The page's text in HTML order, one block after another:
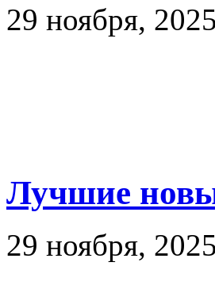
29 ноября, 2025
Лучшие
29 ноября, 2025